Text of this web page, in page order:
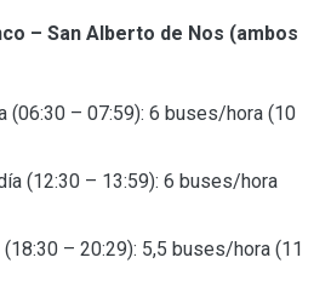
– San Alberto de Nos (ambos
(06:30 – 07:59): 6 buses/hora (10
(12:30 – 13:59): 6 buses/hora
(18:30 – 20:29): 5,5 buses/hora (11